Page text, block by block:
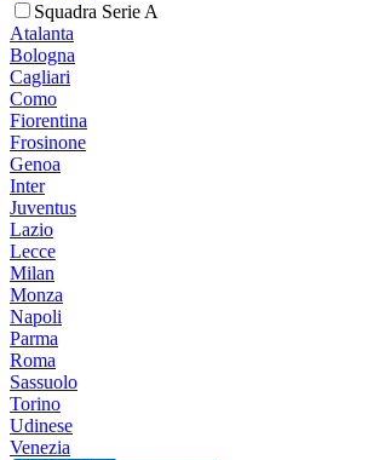
Squadra Serie A
Atalanta
Bologna
Cagliari
Como
Fiorentina
Frosinone
Genoa
Inter
Juventus
Lazio
Lecce
Milan
Monza
Napoli
Parma
Roma
Sassuolo
Torino
Udinese
Venezia